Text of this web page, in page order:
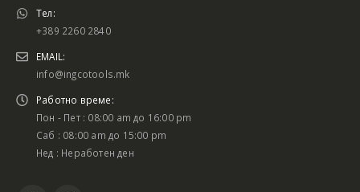
Тел:
+389 2260 2840
EMAIL:
info@ingcotools.mk
Работно време:
Пон - Пет : 08:00 am до 16:00 pm
Саб : 08:00 am до 15:00 pm
Нед : Неработен ден